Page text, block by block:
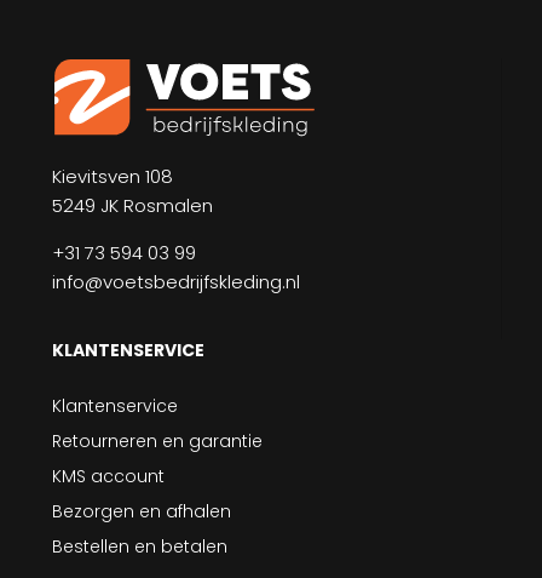
Kievitsven 108
5249 JK Rosmalen
+31 73 594 03 99
info@voetsbedrijfskleding.nl
KLANTENSERVICE
Klantenservice
Retourneren en garantie
KMS account
Bezorgen en afhalen
Bestellen en betalen